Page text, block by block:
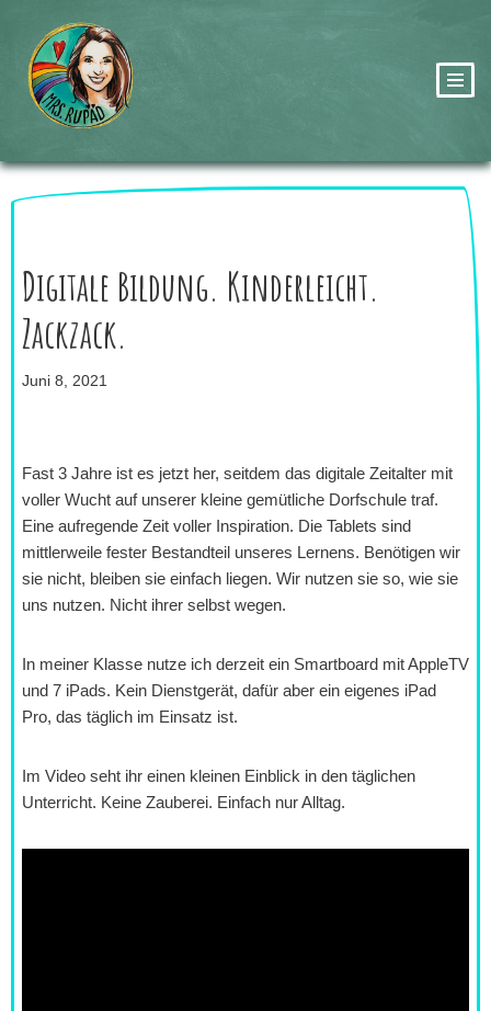
Zum
Inhalt
springen
Digitale Bildung. Kinderleicht.
Zackzack.
Juni 8, 2021
Fast 3 Jahre ist es jetzt her, seitdem das digitale Zeitalter mit
voller Wucht auf unserer kleine gemütliche Dorfschule traf.
Eine aufregende Zeit voller Inspiration. Die Tablets sind
mittlerweile fester Bestandteil unseres Lernens. Benötigen wir
sie nicht, bleiben sie einfach liegen. Wir nutzen sie so, wie sie
uns nutzen. Nicht ihrer selbst wegen.
In meiner Klasse nutze ich derzeit ein Smartboard mit AppleTV
und 7 iPads. Kein Dienstgerät, dafür aber ein eigenes iPad
Pro, das täglich im Einsatz ist.
Im Video seht ihr einen kleinen Einblick in den täglichen
Unterricht. Keine Zauberei. Einfach nur Alltag.